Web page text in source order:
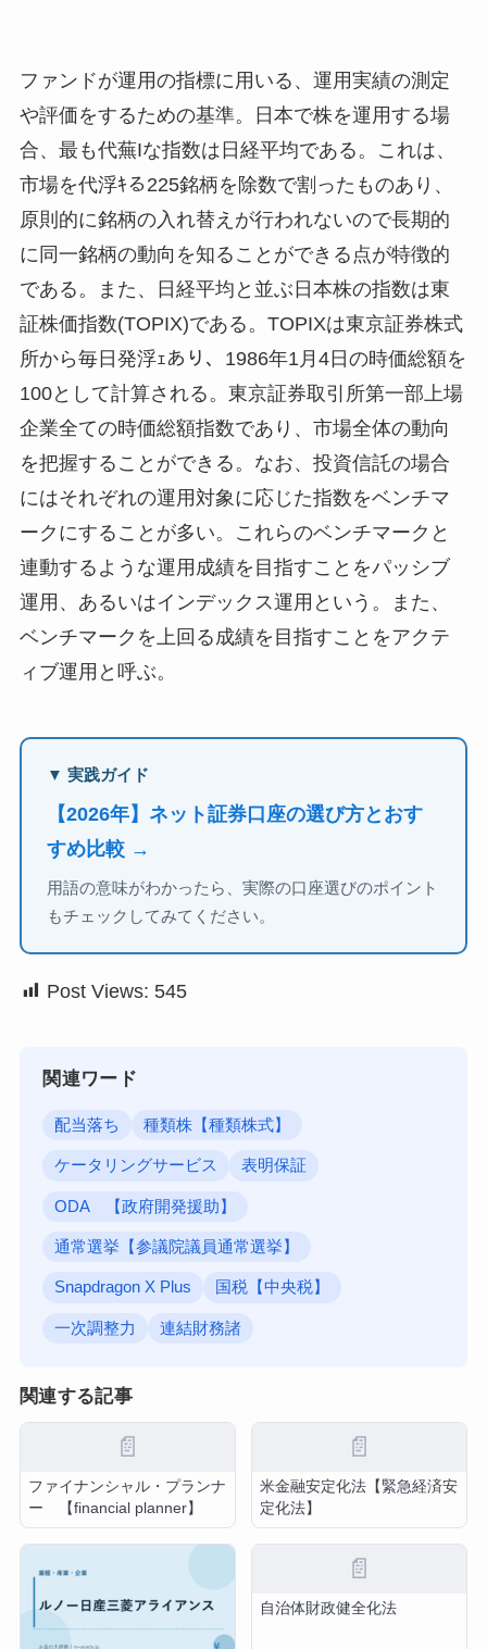
ファンドが運用の指標に用いる、運用実績の測定
や評価をするための基準。日本で株を運用する場
合、最も代蕪Iな指数は日経平均である。これは、
市場を代浮ｷる225銘柄を除数で割ったものあり、
原則的に銘柄の入れ替えが行われないので長期的
に同一銘柄の動向を知ることができる点が特徴的
である。また、日経平均と並ぶ日本株の指数は東
証株価指数(TOPIX)である。TOPIXは東京証券株式
所から毎日発浮ｪあり、1986年1月4日の時価総額を
100として計算される。東京証券取引所第一部上場
企業全ての時価総額指数であり、市場全体の動向
を把握することができる。なお、投資信託の場合
にはそれぞれの運用対象に応じた指数をベンチマ
ークにすることが多い。これらのベンチマークと
連動するような運用成績を目指すことをパッシブ
運用、あるいはインデックス運用という。また、
ベンチマークを上回る成績を目指すことをアクテ
ィブ運用と呼ぶ。
▼ 実践ガイド
【2026年】ネット証券口座の選び方とおす
すめ比較 →
用語の意味がわかったら、実際の口座選びのポイント
もチェックしてみてください。
Post Views: 545
関連ワード
配当落ち 種類株【種類株式】
ケータリングサービス 表明保証
ODA 【政府開発援助】
通常選挙【参議院議員通常選挙】
Snapdragon X Plus 国税【中央税】
一次調整力 連結財務諸
関連する記事
📄
ファイナンシャル・プランナ
ー 【financial planner】
📄
米金融安定化法【緊急経済安
定化法】
📄
自治体財政健全化法